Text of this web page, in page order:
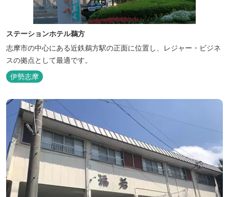
ステーションホテル鵜方
志摩市の中心にある近鉄鵜方駅の正面に位置し、レジャー・ビジネ
スの拠点として最適です。
伊勢志摩